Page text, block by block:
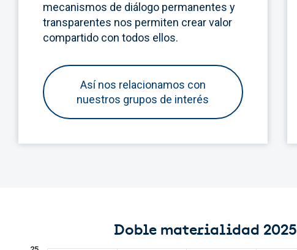
mecanismos de diálogo permanentes y
transparentes nos permiten crear valor
compartido con todos ellos.
Así nos relacionamos con
nuestros grupos de interés
Doble materialidad 2025